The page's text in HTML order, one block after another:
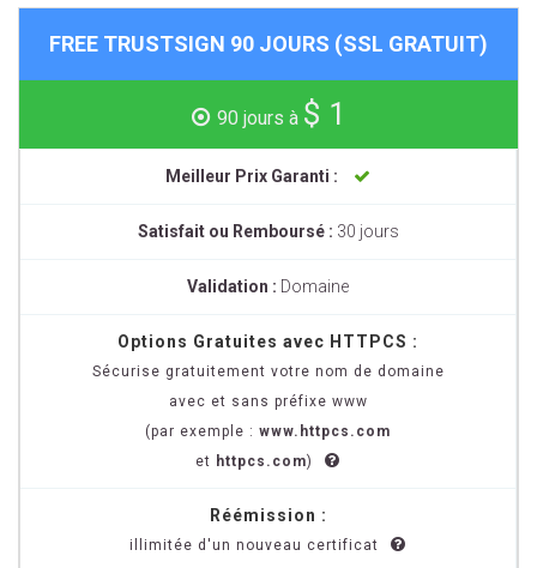
FREE TRUSTSIGN 90 JOURS (SSL GRATUIT)
90 jours à $ 1
Meilleur Prix Garanti :
Satisfait ou Remboursé : 30 jours
Validation : Domaine
Options Gratuites avec HTTPCS :
Sécurise gratuitement votre nom de domaine
avec et sans préfixe www
(par exemple : www.httpcs.com
et httpcs.com)
Réémission :
illimitée d'un nouveau certificat